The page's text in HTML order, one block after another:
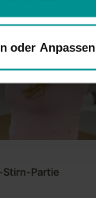
oder Anpassen
Stirn-Partie